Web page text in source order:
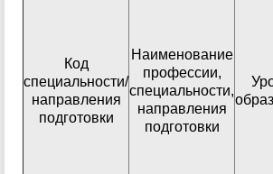
Код
специальности/
направления
подготовки
Наименование
профессии,
специальности,
направления
подготовки